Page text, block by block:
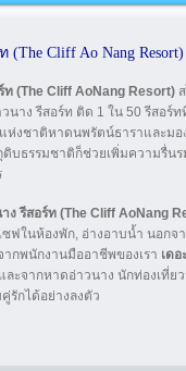
Cliff Ao Nang Resort)
ท (The Cliff AoNang Resort)
นาง รีสอร์ท ติด 1 ใน 50 รีสอร์
ห่งชาติหาดนพรัตน์ธาราและม
ดิบธรรมชาติก็ช่วยเพิ่มความรื่
ง รีสอร์ท (The Cliff AoNang
ซฟในห้องพัก, อ่างอาบน้ำ นอก
ากพนักงานมืออาชีพของเรา เด
ะจากหาดอ่าวนาง นักท่องเที่
รักได้อย่างลงตัว